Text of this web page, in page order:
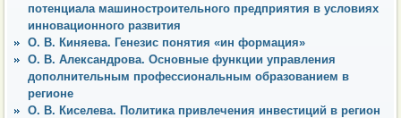
потенциала машиностроительного предприятия в условиях
инновационного развития
О. В. Киняева. Генезис понятия «ин формация»
О. В. Александрова. Основные функции управления
дополнительным профессиональным образованием в
регионе
О. В. Киселева. Политика привлечения инвестиций в регион